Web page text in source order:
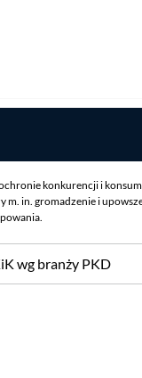
konkurencji i
m. in. gromadzenie i
wg branży PKD